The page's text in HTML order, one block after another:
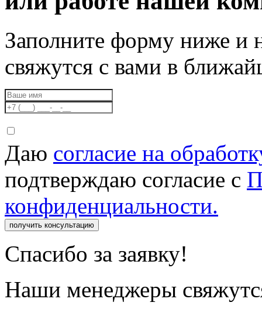
Заполните форму ниже и
свяжутся с вами в
Даю согласие на
подтверждаю согласие с
конфиденциальности.
получить консультацию
Спасибо за заявку!
Наши менеджеры